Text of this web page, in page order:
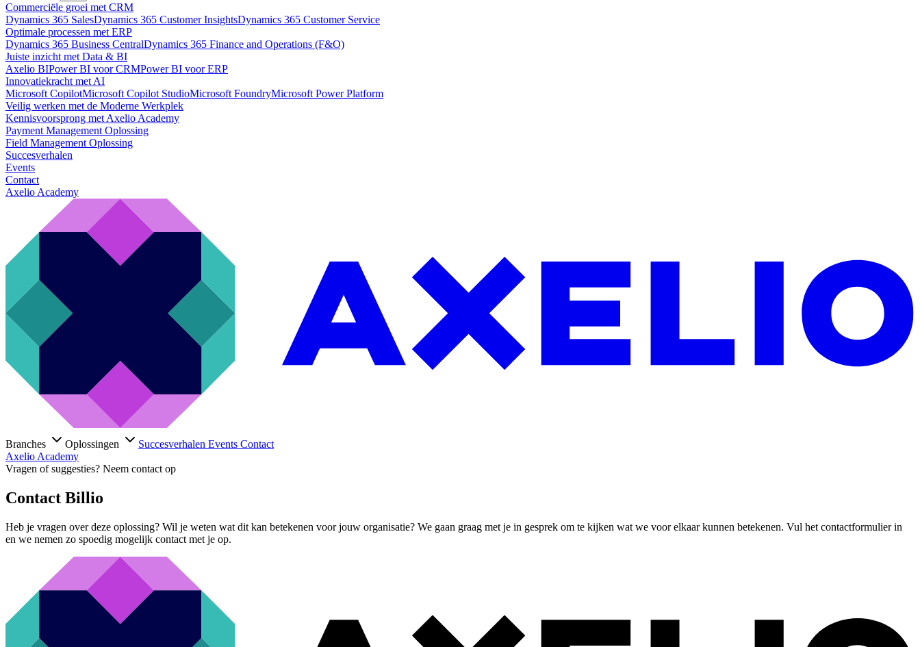
Commerciële groei met CRM
Dynamics 365 SalesDynamics 365 Customer InsightsDynamics 365 Customer Service
Optimale processen met ERP
Dynamics 365 Business CentralDynamics 365 Finance and Operations (F&O)
Juiste inzicht met Data & BI
Axelio BIPower BI voor CRMPower BI voor ERP
Innovatiekracht met AI
Microsoft CopilotMicrosoft Copilot StudioMicrosoft FoundryMicrosoft Power Platform
Veilig werken met de Moderne Werkplek
Kennisvoorsprong met Axelio Academy
Payment Management Oplossing
Field Management Oplossing
Succesverhalen
Events
Contact
Axelio Academy
Branches Oplossingen Succesverhalen Events Contact
Axelio Academy
Vragen of suggesties? Neem contact op
Contact Billio
Heb je vragen over deze oplossing? Wil je weten wat dit kan betekenen voor jouw organisatie? We gaan graag met je in gesprek om te kijken wat we voor elkaar kunnen betekenen. Vul het contactformulier in
en we nemen zo spoedig mogelijk contact met je op.